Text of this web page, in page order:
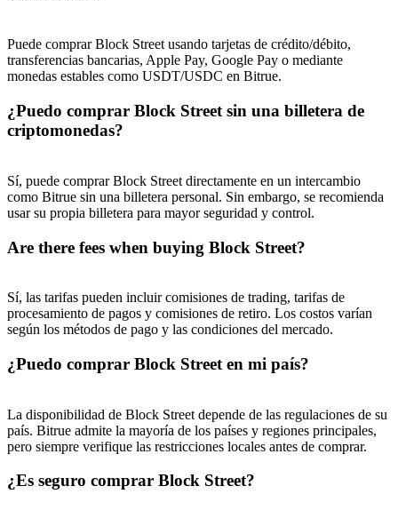
Puede comprar Block Street usando tarjetas de crédito/débito,
transferencias bancarias, Apple Pay, Google Pay o mediante
monedas estables como USDT/USDC en Bitrue.
¿Puedo comprar Block Street sin una billetera de
criptomonedas?
Sí, puede comprar Block Street directamente en un intercambio
como Bitrue sin una billetera personal. Sin embargo, se recomienda
usar su propia billetera para mayor seguridad y control.
Are there fees when buying Block Street?
Sí, las tarifas pueden incluir comisiones de trading, tarifas de
procesamiento de pagos y comisiones de retiro. Los costos varían
según los métodos de pago y las condiciones del mercado.
¿Puedo comprar Block Street en mi país?
La disponibilidad de Block Street depende de las regulaciones de su
país. Bitrue admite la mayoría de los países y regiones principales,
pero siempre verifique las restricciones locales antes de comprar.
¿Es seguro comprar Block Street?